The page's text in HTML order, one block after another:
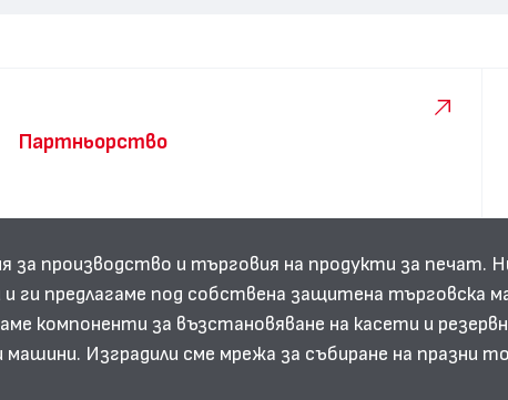
Партньорство
за производство и търговия на продукти за печат.
ги предлагаме под собствена защитена търговска
компоненти за възстановяване на касети и
Изградили сме мрежа за събиране на празни